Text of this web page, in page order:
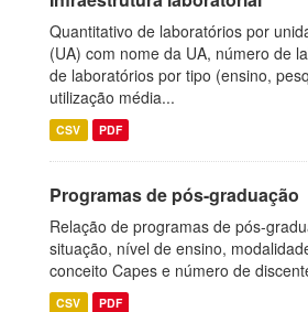
Quantitativo de laboratórios por
(UA) com nome da UA, número de
de laboratórios por tipo (ensino,
utilização média...
CSV PDF
Programas de pós-graduação
Relação de programas de pós-
situação, nível de ensino,
conceito Capes e número de
CSV PDF